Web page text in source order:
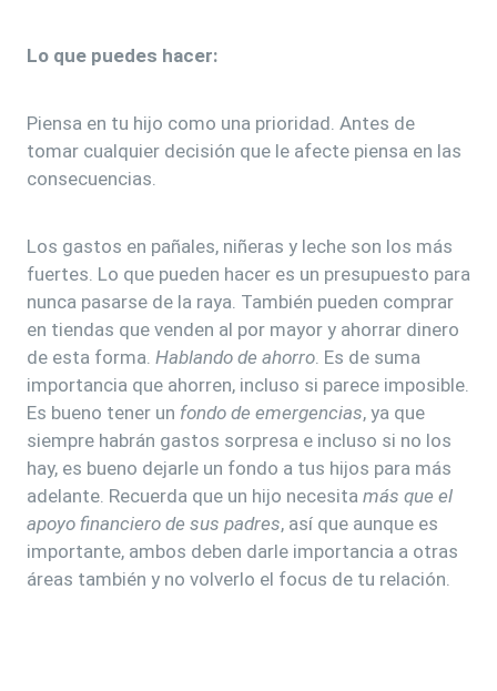
Lo que puedes hacer:
Piensa en tu hijo como una prioridad. Antes de
tomar cualquier decisión que le afecte piensa en las
consecuencias.
Los gastos en pañales, niñeras y leche son los más
fuertes. Lo que pueden hacer es un presupuesto para
nunca pasarse de la raya. También pueden comprar
en tiendas que venden al por mayor y ahorrar dinero
de esta forma. Hablando de ahorro . Es de suma
importancia que ahorren, incluso si parece imposible.
Es bueno tener un fondo de emergencias, ya que
siempre habrán gastos sorpresa e incluso si no los
hay, es bueno dejarle un fondo a tus hijos para más
adelante. Recuerda que un hijo necesita más que el
apoyo financiero de sus padres, así que aunque es
importante, ambos deben darle importancia a otras
áreas también y no volverlo el focus de tu relación.